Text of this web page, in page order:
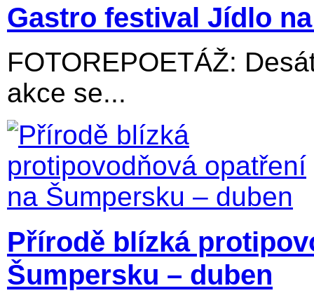
Gastro festival Jídlo
FOTOREPOETÁŽ:
akce se...
Přírodě blízká
Šumpersku – duben